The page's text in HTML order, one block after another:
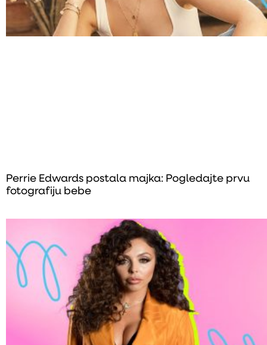
Perrie Edwards postala majka: Pogledajte prvu
fotografiju bebe